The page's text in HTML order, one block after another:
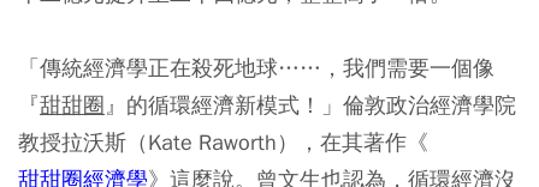
「傳統經濟學正在殺死地球……，我們需要一個像
『甜甜圈』的循環經濟新模式！」倫敦政治經濟學院
教授拉沃斯（Kate Raworth），在其著作《
甜甜圈經濟學》這麼說。曾文生也認為，循環經濟沒